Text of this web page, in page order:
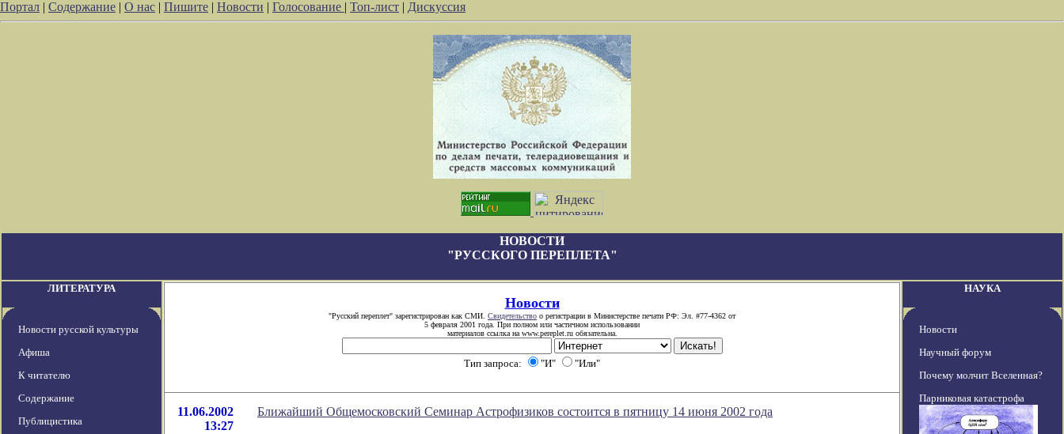
Портал | Содержание | О нас | Пишите | Новости | Голосование | Топ-лист | Дискуссия
НОВОСТИ
"РУССКОГО ПЕРЕПЛЕТА"
ЛИТЕРАТУРА
Новости русской культуры
Афиша
К читателю
Содержание
Публицистика
Новости
"Русский переплет" зарегистрирован как СМИ. Свидетельство о регистрации в Министерстве печати РФ: Эл. #77-4362 от
5 февраля 2001 года. При полном или частичном использовании
материалов ссылка на www.pereplet.ru обязательна.
Тип запроса: "И" "Или"
11.06.2002
13:27
Ближайший Общемосковский Семинар Астрофизиков состоится в пятницу 14 июня 2002 года
НАУКА
Новости
Научный форум
Почему молчит Вселенная?
Парниковая катастрофа